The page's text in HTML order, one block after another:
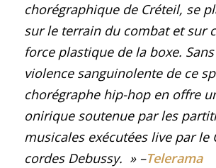
chorégraphique de Créteil, se
sur le terrain du combat et sur
force plastique de la boxe.
violence sanguinolente de ce
chorégraphe hip-hop en offre
onirique soutenue par les
musicales exécutées live par le
cordes Debussy. » –Telerama